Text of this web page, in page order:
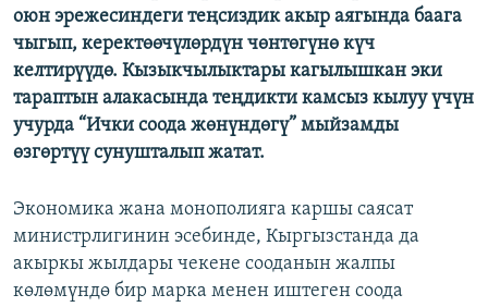
оюн эрежесиндеги теңсиздик акыр аягында баага
чыгып, керектөөчүлөрдүн чөнтөгүнө күч
келтирүүдө. Кызыкчылыктары кагылышкан эки
тараптын алакасында теңдикти камсыз кылуу үчүн
учурда “Ички соода жөнүндөгү” мыйзамды
өзгөртүү сунушталып жатат.
Экономика жана монополияга каршы саясат
министрлигинин эсебинде, Кыргызстанда да
акыркы жылдары чекене сооданын жалпы
көлөмүндө бир марка менен иштеген соода